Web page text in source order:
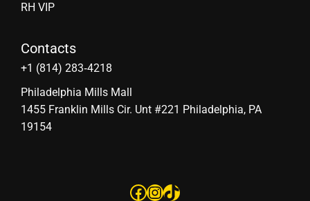
RH VIP
Contacts
‪+1 (814) 283‑4218
Philadelphia Mills Mall
1455 Franklin Mills Cir. Unt #221 Philadelphia, PA
19154
Facebook
Instagram
TikTok